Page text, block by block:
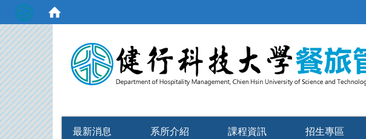
最新消息 系所介紹 課程資訊 招生專區